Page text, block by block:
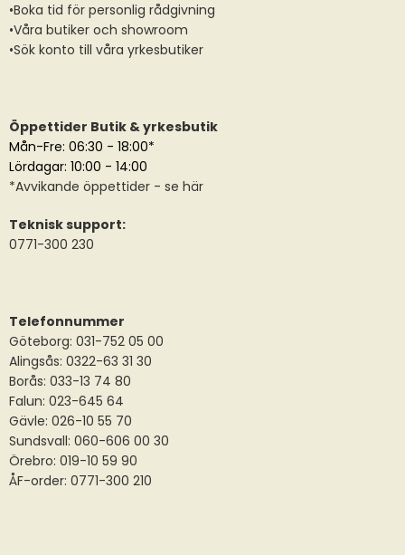
•Boka tid för personlig rådgivning
•Våra butiker och showroom
•Sök konto till våra yrkesbutiker
Öppettider Butik & yrkesbutik
Mån-Fre: 06:30 - 18:00*
Lördagar: 10:00 - 14:00
*Avvikande öppettider - se här
Teknisk support:
0771-300 230
Telefonnummer
Göteborg: 031-752 05 00
Alingsås: 0322-63 31 30
Borås: 033-13 74 80
Falun: 023-645 64
Gävle: 026-10 55 70
Sundsvall: 060-606 00 30
Örebro: 019-10 59 90
ÅF-order: 0771-300 210